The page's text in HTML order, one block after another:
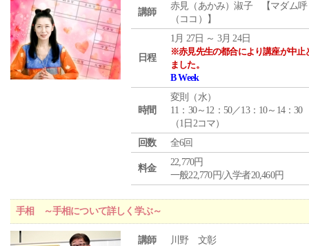
講師
赤見（あかみ）淑子 【マダム呼
（ココ）】
日程
1月 27日 ～ 3月 24日
※赤見先生の都合により講座が中止
ました。
B Week
時間
変則（水）
11：30～12：50／13：10～14：30
（1日2コマ）
回数
全6回
料金
22,770円
一般22,770円/入学者20,460円
手相 ～手相について詳しく学ぶ～
講師 川野 文彰